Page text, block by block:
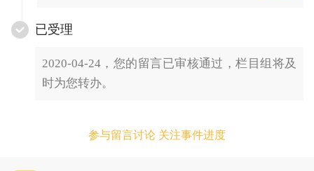
已受理
2020-04-24，您的留言已审核通过，栏目组将及
时为您转办。
参与留言讨论 关注事件进度